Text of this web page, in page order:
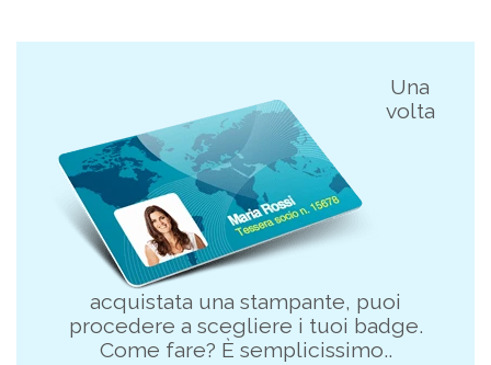
Una
volta
acquistata una stampante, puoi
procedere a scegliere i tuoi badge.
Come fare? È semplicissimo..